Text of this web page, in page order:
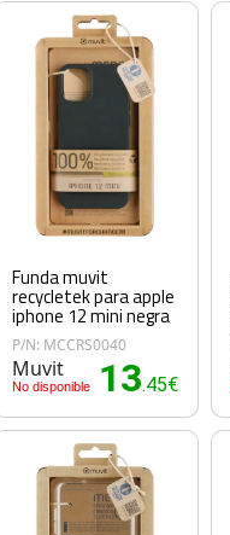
Funda muvit
recycletek para apple
iphone 12 mini negra
P/N: MCCRS0040
Muvit
No disponible 13.45€